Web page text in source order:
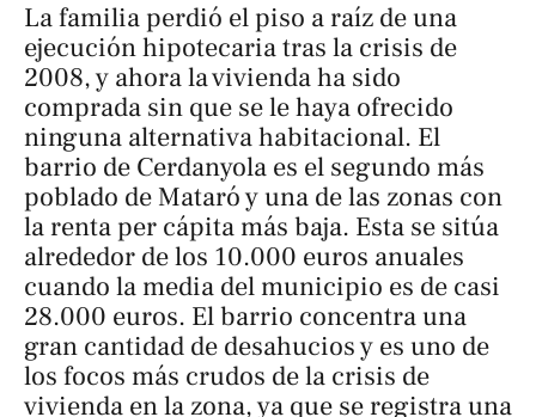
La familia perdió el piso a raíz de una
ejecución hipotecaria tras la crisis de
2008, y ahora la vivienda ha sido
comprada sin que se le haya ofrecido
ninguna alternativa habitacional. El
barrio de Cerdanyola es el segundo más
poblado de Mataró y una de las zonas con
la renta per cápita más baja. Esta se sitúa
alrededor de los 10.000 euros anuales
cuando la media del municipio es de casi
28.000 euros. El barrio concentra una
gran cantidad de desahucios y es uno de
los focos más crudos de la crisis de
vivienda en la zona, ya que se registra una